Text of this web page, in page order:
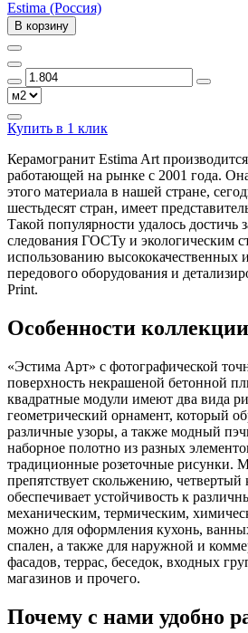
Estima (Россия)
В корзину
Купить в 1 клик
Керамогранит Estima Art
работающей на рынке с 2001 года.
этого материала в нашей стране,
шестьдесят стран, имеет
Такой популярности удалось достичь
следования ГОСТу и экологическим
использованию высококачественных
передового оборудования и
Print.
Особенности коллекции
«Эстима Арт» с фотографической
поверхность некрашеной бетонной
квадратные модули имеют два вида
геометрический орнамент, который
различные узоры, а также модный
наборное полотно из разных
традиционные розеточные рисунки.
препятствует скольжению, четвертый
обеспечивает устойчивость к
механическим, термическим,
можно для оформления кухонь,
спален, а также для наружной и
фасадов, террас, беседок, входных
магазинов и прочего.
Почему с нами удобно